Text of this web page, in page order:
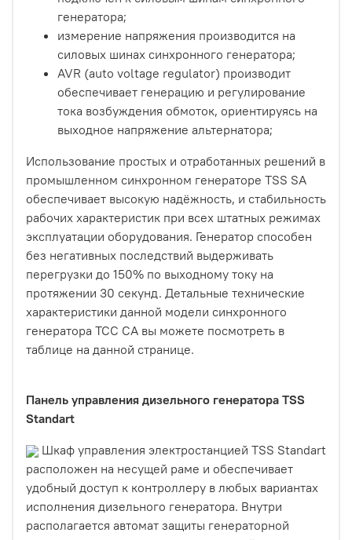
генератора;
измерение напряжения производится на
силовых шинах синхронного генератора;
AVR (auto voltage regulator) производит
обеспечивает генерацию и регулирование
тока возбуждения обмоток, ориентируясь на
выходное напряжение альтернатора;
Использование простых и отработанных решений в
промышленном синхронном генераторе TSS SA
обеспечивает высокую надёжность, и стабильность
рабочих характеристик при всех штатных режимах
эксплуатации оборудования. Генератор способен
без негативных последствий выдерживать
перегрузки до 150% по выходному току на
протяжении 30 секунд. Детальные технические
характеристики данной модели синхронного
генератора ТСС СА вы можете посмотреть в
таблице на данной странице.
Панель управления дизельного генератора TSS
Standart
Шкаф управления электростанцией TSS Standart
расположен на несущей раме и обеспечивает
удобный доступ к контроллеру в любых вариантах
исполнения дизельного генератора. Внутри
располагается автомат защиты генераторной